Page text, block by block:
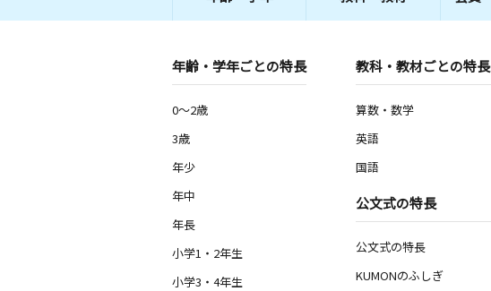
愛知県岡崎市橋目町字遠山３９－２
月 火 金 土
日
3歳～高校生
愛知県豊田市桝塚西町北小畔５９
金
愛知県豊田市桝塚西町南山５３ ＫＳマンション
１０３
年齢・学年ごとの特長
0～2歳
3歳
年少
年中
年長
小学1・2年生
小学3・4年生
教科・教材ごとの特長
算数・数学
英語
国語
公文式の特長
公文式の特長
KUMONのふしぎ